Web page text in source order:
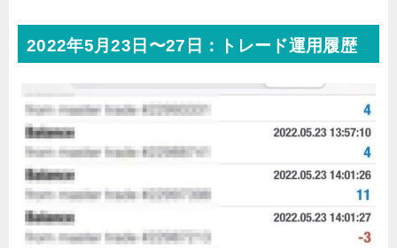
2022年5月23日〜27日：トレード運用履歴